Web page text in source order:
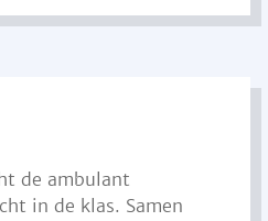
de ambulant
in de klas. Samen